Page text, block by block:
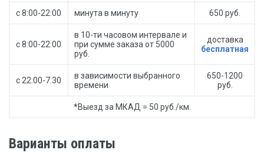
с 8:00-22:00 минута в минуту 650 руб.
с 8:00-22:00
в 10-ти часовом интервале и
при сумме заказа от 5000
руб.
доставка
бесплатная
с 22:00-7:30
в зависимости выбранного
времени
650-1200
руб.
*Выезд за МКАД = 50 руб./км.
Варианты оплаты